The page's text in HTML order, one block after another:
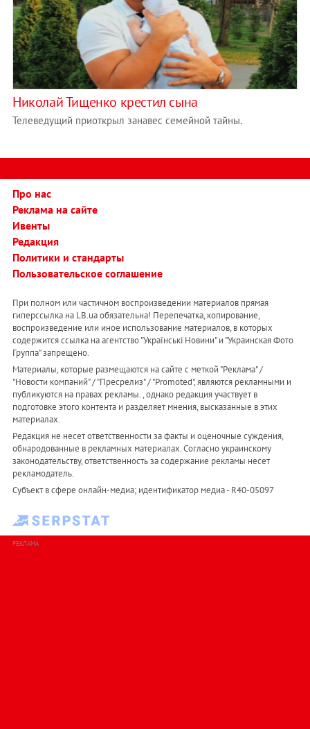
Николай Тищенко крестил сына
Телеведущий приоткрыл занавес семейной тайны.
Про нас
Реклама на сайте
Ивенты
Редакция
Политики и стандарты
Пользовательское соглашение
При полном или частичном воспроизведении материалов прямая
гиперссылка на LB.ua обязательна! Перепечатка, копирование,
воспроизведение или иное использование материалов, в которых
содержится ссылка на агентство "Українськi Новини" и "Украинская Фото
Группа" запрещено.
Материалы, которые размещаются на сайте с меткой "Реклама" /
"Новости компаний" / "Пресрелиз" / "Promoted", являются рекламными и
публикуются на правах рекламы. , однако редакция участвует в
подготовке этого контента и разделяет мнения, высказанные в этих
материалах.
Редакция не несет ответственности за факты и оценочные суждения,
обнародованные в рекламных материалах. Согласно украинскому
законодательству, ответственность за содержание рекламы несет
рекламодатель.
Субъект в сфере онлайн-медиа; идентификатор медиа - R40-05097
РЕКЛАМА